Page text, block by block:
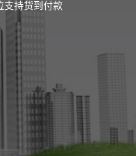
支持货到付款